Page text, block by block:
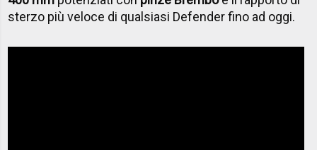
sterzo più veloce di qualsiasi Defender fino ad oggi.